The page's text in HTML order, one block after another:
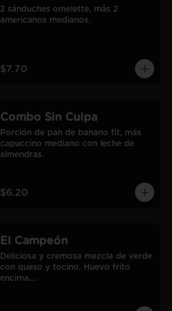
2 sánduches omelette, más 2
americanos medianos.
$7.70
Combo Sin Culpa
Porción de pan de banano fit, más
capuccino mediano con leche de
almendras.
$6.20
El Campeón
Deliciosa y cremosa mezcla de verde
con queso y tocino. Huevo frito
encima.